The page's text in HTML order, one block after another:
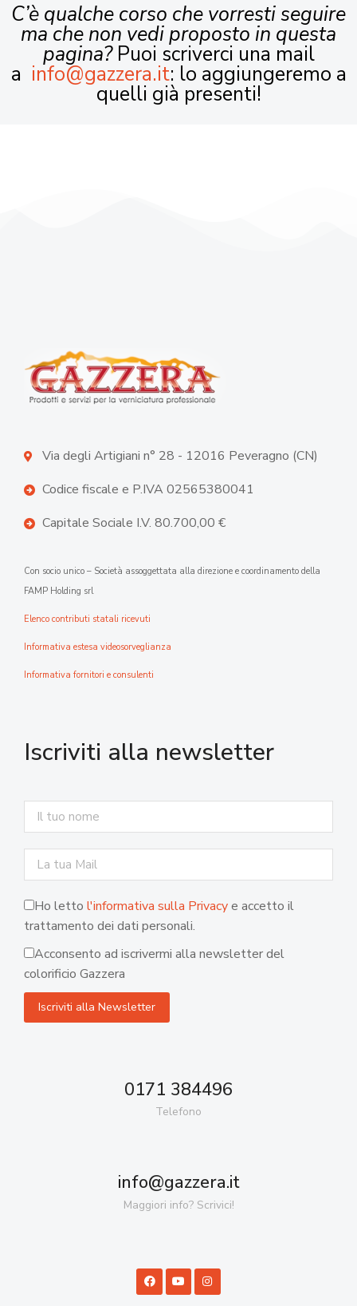
C’è qualche corso che vorresti seguire
ma che non vedi proposto in questa
pagina?Puoi scriverci una mail
a info@gazzera.it: lo aggiungeremo a
quelli già presenti!
Via degli Artigiani n° 28 - 12016 Peveragno (CN)
Codice fiscale e P.IVA 02565380041
Capitale Sociale I.V. 80.700,00 €
Con socio unico – Società assoggettata alla direzione e coordinamento della
FAMP Holding srl
Elenco contributi statali ricevuti
Informativa estesa videosorveglianza
Informativa fornitori e consulenti
Iscriviti alla newsletter
Ho letto l'informativa sulla Privacye accetto il
trattamento dei dati personali.
Acconsento ad iscrivermi alla newsletter del
colorificio Gazzera
0171 384496
Telefono
info@gazzera.it
Maggiori info? Scrivici!